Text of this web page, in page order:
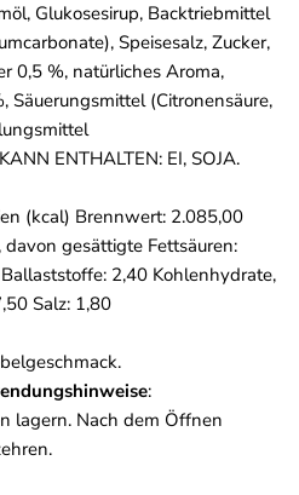
Glukosesirup, Backtriebmittel
Speisesalz, Zucker,
0,5 %, natürliches Aroma,
Säuerungsmittel (Citronensäure,
ENTHALTEN: EI, SOJA.
(kcal) Brennwert: 2.085,00
davon gesättigte Fettsäuren:
2,40 Kohlenhydrate,
Salz: 1,80
:
lagern. Nach dem Öffnen